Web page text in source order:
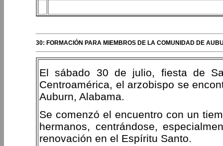
30: FORMACIÓN PARA MIEMBROS DE LA COMUNIDAD DE
El sábado 30 de julio, fiesta de
Centroamérica, el arzobispo se
Auburn, Alabama.
Se comenzó el encuentro con un
hermanos, centrándose,
renovación en el Espíritu Santo.